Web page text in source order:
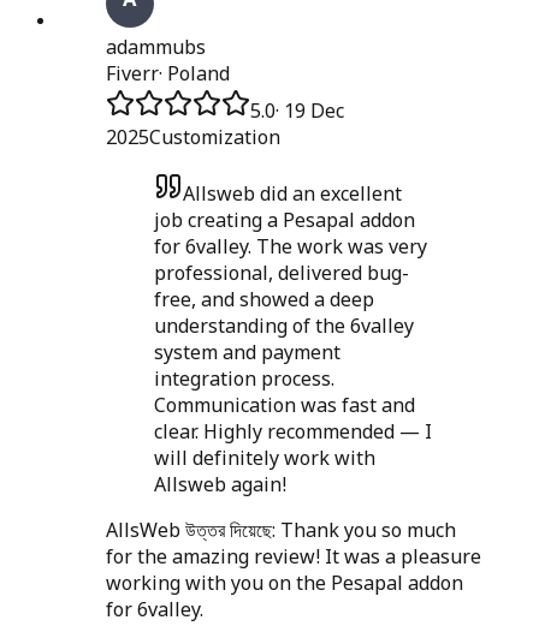
adammubs
Fiverr· Poland
5.0· 19 Dec
2025Customization
Allsweb did an excellent
job creating a Pesapal addon
for 6valley. The work was very
professional, delivered bug-
free, and showed a deep
understanding of the 6valley
system and payment
integration process.
Communication was fast and
clear. Highly recommended — I
will definitely work with
Allsweb again!
AllsWeb উত্তর দিয়েছে: Thank you so much
for the amazing review! It was a pleasure
working with you on the Pesapal addon
for 6valley.